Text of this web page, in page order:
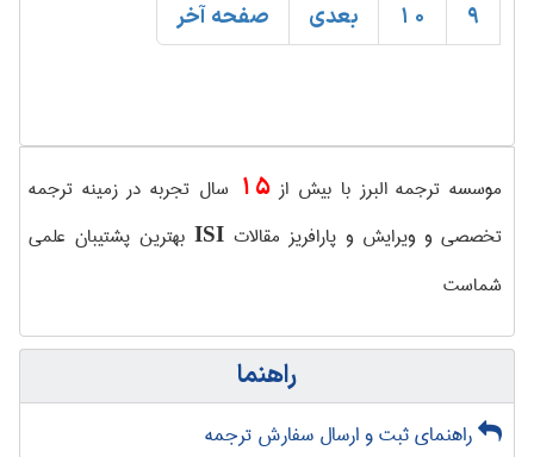
9
10 بعدی صفحه آخر
موسسه ترجمه البرز با بیش از15 سال تجربه در زمینه ترجمه
تخصصی و ویرایش و پارافریز مقالاتISI بهترین پشتیبان علمی
شماست
راهنما
راهنمای ثبت و ارسال سفارش ترجمه